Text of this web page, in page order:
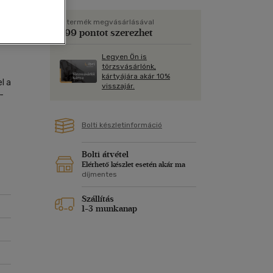
Képeslap
Papír, írószer
a
A termék megvásárlásával
799 pontot szerezhet
Legyen Ön is
törzsvásárlónk,
kártyájára akár 10%
visszajár.
Bolti készletinformáció
Bolti átvétel
Elérhető készlet esetén akár ma
díjmentes
Szállítás
1-3 munkanap